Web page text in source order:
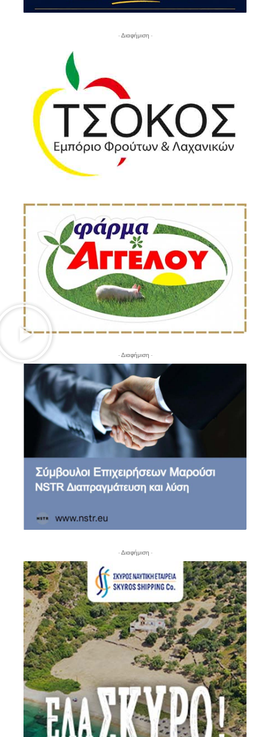
- Διαφήμιση -
- Διαφήμιση -
- Διαφήμιση -